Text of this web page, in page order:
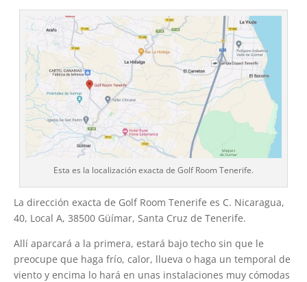
Esta es la localización exacta de Golf Room Tenerife.
La dirección exacta de Golf Room Tenerife es C. Nicaragua,
40, Local A, 38500 Güímar, Santa Cruz de Tenerife.
Allí aparcará a la primera, estará bajo techo sin que le
preocupe que haga frío, calor, llueva o haga un temporal de
viento y encima lo hará en unas instalaciones muy cómodas